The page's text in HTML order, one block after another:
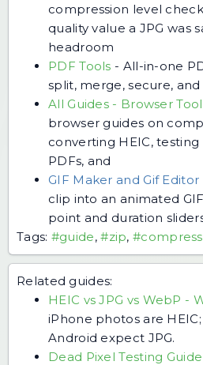
compression level
quality value a JPG was
headroom
PDF Tools - All-in-one
split, merge, secure,
All Guides - Browser
browser guides on
converting HEIC, testing
PDFs, and
GIF Maker and Gif Editor
clip into an animated
point and duration
Tags: #guide,#zip,#compress
Related guides:
HEIC vs JPG vs WebP -
iPhone photos are
Android expect JPG.
Dead Pixel Testing Guide